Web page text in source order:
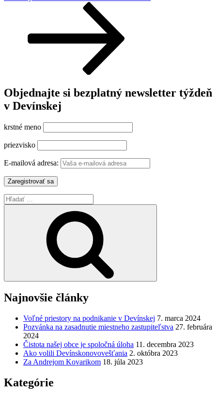
Objednajte si bezplatný newsletter týždeň
v Devínskej
krstné meno
priezvisko
E-mailová adresa:
Hľadať:
Najnovšie články
Voľné priestory na podnikanie v Devínskej 7. marca 2024
Pozvánka na zasadnutie miestneho zastupiteľstva 27. februára
2024
Čistota našej obce je spoločná úloha 11. decembra 2023
Ako volili Devínskonovovešťania 2. októbra 2023
Za Andrejom Kovarikom 18. júla 2023
Kategórie